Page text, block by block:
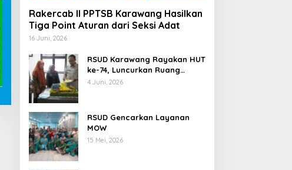
Rakercab II PPTSB Karawang Hasilkan
Tiga Point Aturan dari Seksi Adat
16 Juni, 2026
RSUD Karawang Rayakan HUT
ke-74, Luncurkan Ruang
Rawat Inap PEDES untuk
4 Juni, 2026
RSUD Gencarkan Layanan
MOW
15 Mei, 2026